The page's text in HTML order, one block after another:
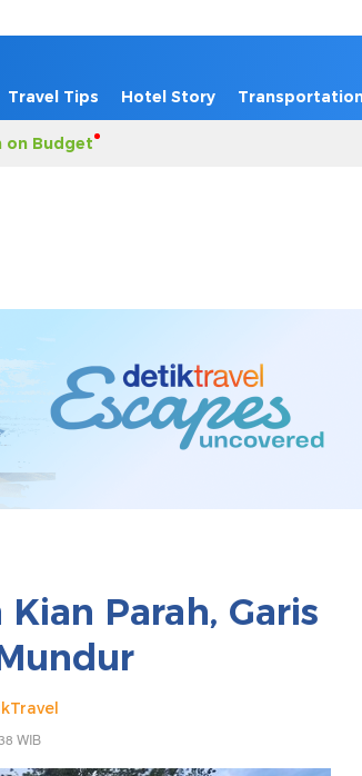
Travel Tips Hotel Story
on Budget
Parah, Garis
WIB